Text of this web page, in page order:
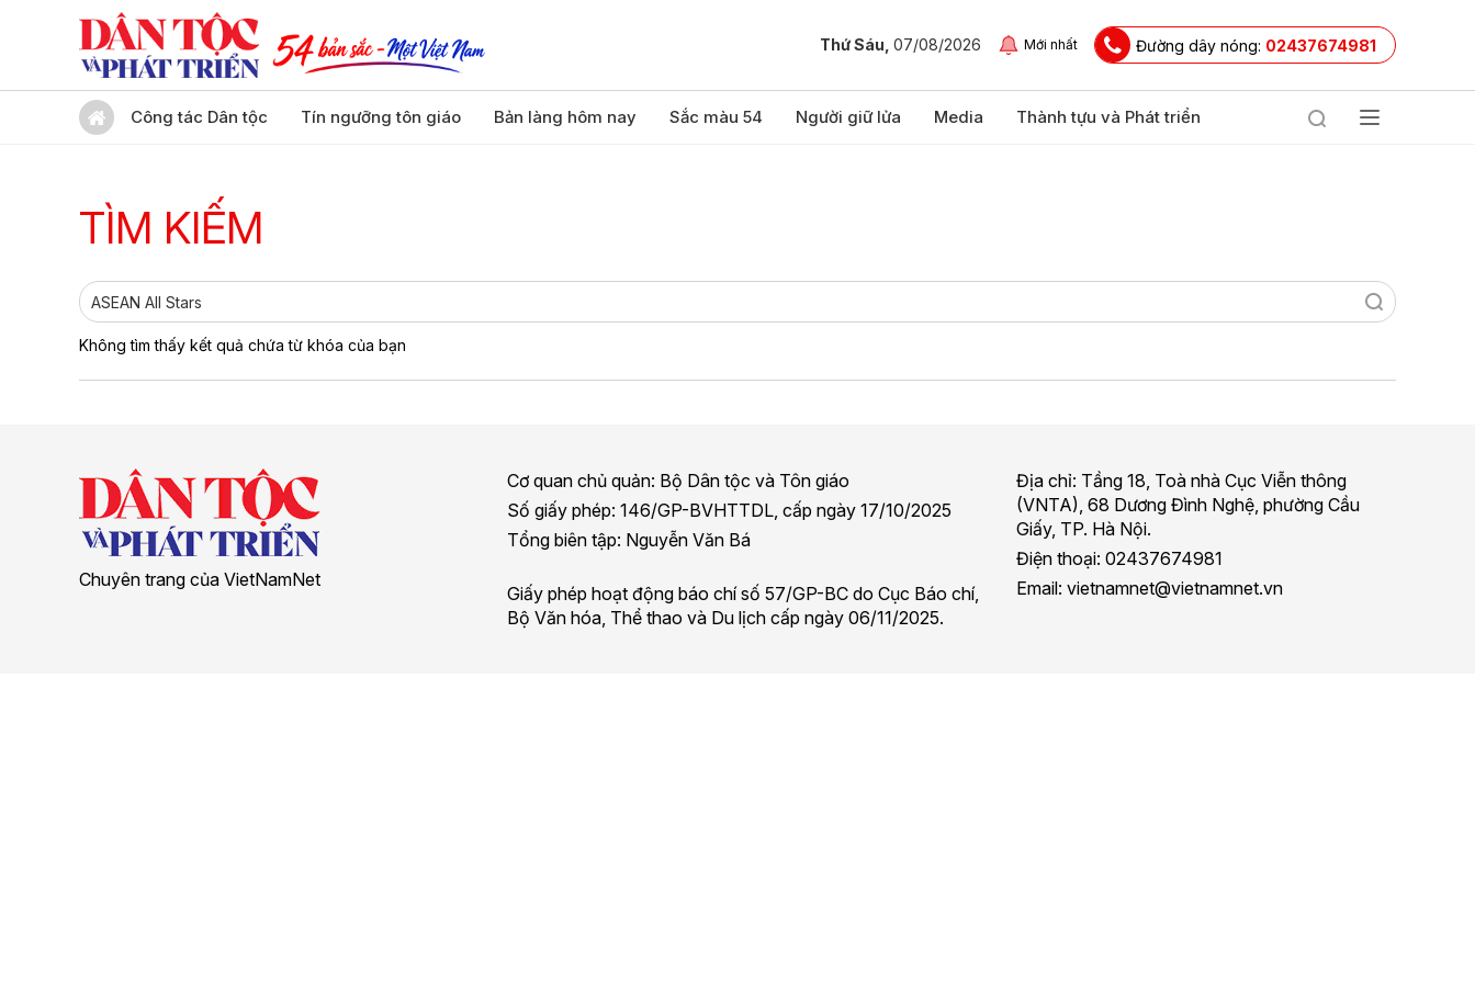
Thứ Sáu, 07/08/2026 Mới nhất Đường dây nóng: 02437674981
Công tác Dân tộc Tín ngưỡng tôn giáo Bản làng hôm nay Sắc màu 54 Người giữ lửa Media Thành tựu và Phát triển
TÌM KIẾM
Không tìm thấy kết quả chứa từ khóa của bạn
Chuyên trang của VietNamNet
Cơ quan chủ quản: Bộ Dân tộc và Tôn giáo
Số giấy phép: 146/GP-BVHTTDL, cấp ngày 17/10/2025
Tổng biên tập: Nguyễn Văn Bá
Giấy phép hoạt động báo chí số 57/GP-BC do Cục Báo chí,
Bộ Văn hóa, Thể thao và Du lịch cấp ngày 06/11/2025.
Địa chỉ: Tầng 18, Toà nhà Cục Viễn thông
(VNTA), 68 Dương Đình Nghệ, phường Cầu
Giấy, TP. Hà Nội.
Điện thoại: 02437674981
Email: vietnamnet@vietnamnet.vn